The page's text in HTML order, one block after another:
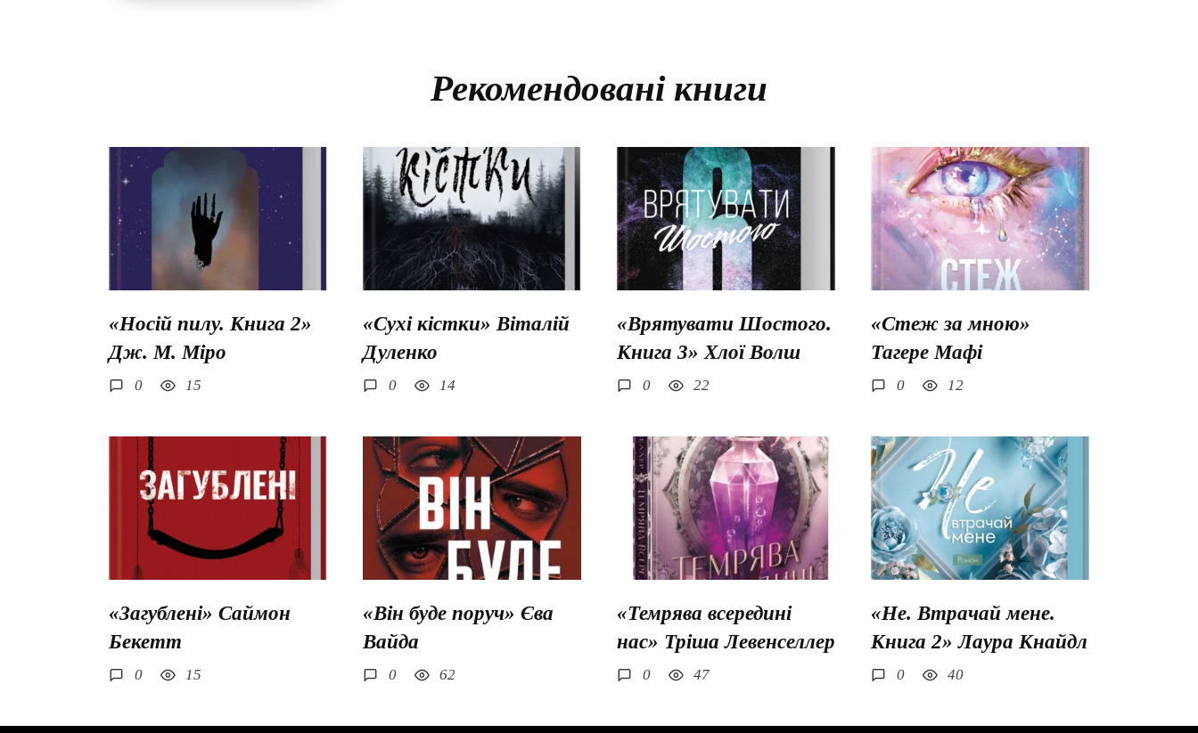
Рекомендовані книги
«Носій пилу. Книга 2»
Дж. М. Міро
0 15
«Сухі кістки» Віталій
Дуленко
0 14
«Врятувати Шостого.
Книга 3» Хлої Волш
0 22
«Стеж за мною»
Тагере Мафі
0 12
«Загублені» Саймон
Бекетт
0 15
«Він буде поруч» Єва
Вайда
0 62
«Темрява всередині
нас» Тріша Левенселлер
0 47
«Не. Втрачай мене.
Книга 2» Лаура Кнайдл
0 40